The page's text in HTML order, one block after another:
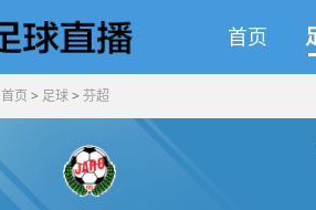
首页
首页 > 足球> 芬超